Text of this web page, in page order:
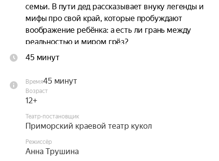
семьи. В пути дед рассказывает внуку легенды и
мифы про свой край, которые пробуждают
воображение ребёнка: а есть ли грань между
реальностью и миром грёз?
дружбы, познание себя и своих корней, красоту
человеческой души, пропитанная поэтичными
легендами народов Дальнего Востока.
Внук. Дед, а что для тебя сила?
Внук. Так красота или любовь?
45 минут
Время45 минут
Возраст
12+
Театр-постановщик
Приморский краевой театр кукол
Режиссёр
Анна Трушина